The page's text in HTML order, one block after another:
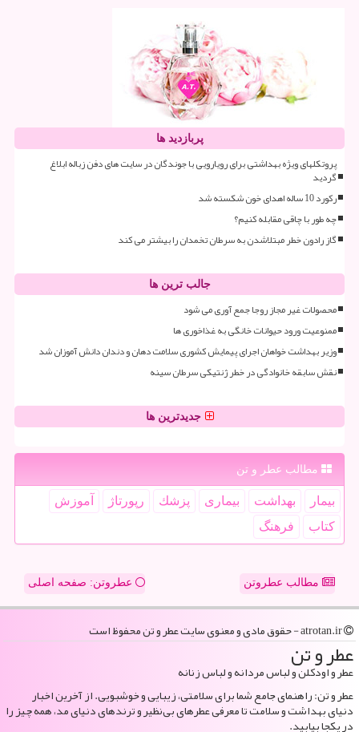
پربازدید ها
پروتکلهای ویژه بهداشتی برای رویارویی با جوندگان در سایت های دفن زباله ابلاغ
گردید
رکورد 10 ساله اهدای خون شکسته شد
چه طور با چاقی مقابله کنیم؟
گاز رادون خطر مبتلاشدن به سرطان تخمدان را بیشتر می کند
جالب ترین ها
محصولات غیر مجاز روجا جمع آوری می شود
ممنوعیت ورود حیوانات خانگی به غذاخوری ها
وزیر بهداشت خواهان اجرای پیمایش کشوری سلامت دهان و دندان دانش آموزان شد
نقش سابقه خانوادگی در خطر ژنتیکی سرطان سینه
جدیدترین ها
مطالب عطر و تن
بیمار بهداشت بیماری پزشك رپورتاژ
آموزش
كتاب
فرهنگ
مطالب عطروتن عطروتن: صفحه اصلی
عطر و تن
عطر و اودکلن و لباس مردانه و لباس زنانه
عطر و تن: راهنمای جامع شما برای سلامتی، زیبایی و خوشبویی. از آخرین اخبار
دنیای بهداشت و سلامت تا معرفی عطرهای بی‌نظیر و ترندهای دنیای مد، همه چیز را
در یکجا بیابید.